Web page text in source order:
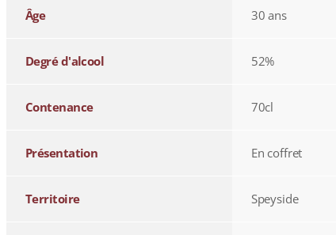
Âge 30 ans
Degré d'alcool 52%
Contenance 70cl
Présentation En coffret
Territoire Speyside